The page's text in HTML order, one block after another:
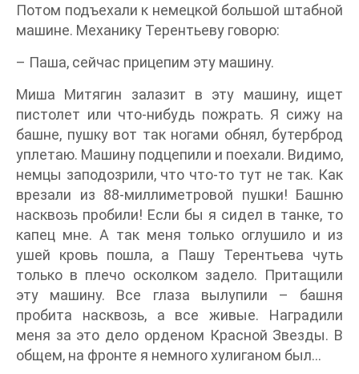
Потом подъехали к немецкой большой штабной
машине. Механику Терентьеву говорю:
– Паша, сейчас прицепим эту машину.
Миша Митягин залазит в эту машину, ищет
пистолет или что-нибудь пожрать. Я сижу на
башне, пушку вот так ногами обнял, бутерброд
уплетаю. Машину подцепили и поехали. Видимо,
немцы заподозрили, что что-то тут не так. Как
врезали из 88-миллиметровой пушки! Башню
насквозь пробили! Если бы я сидел в танке, то
капец мне. А так меня только оглушило и из
ушей кровь пошла, а Пашу Терентьева чуть
только в плечо осколком задело. Притащили
эту машину. Все глаза вылупили – башня
пробита насквозь, а все живые. Наградили
меня за это дело орденом Красной Звезды. В
общем, на фронте я немного хулиганом был…